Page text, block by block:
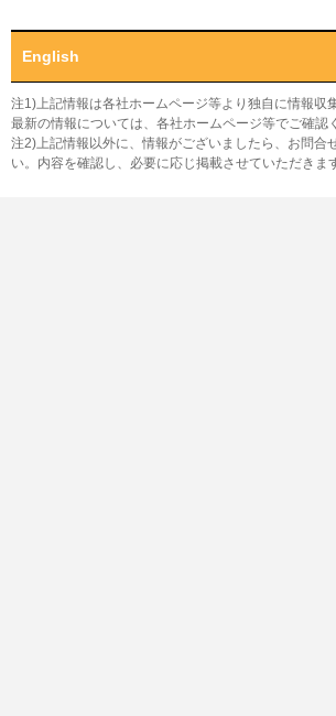
English
注1)上記情報は各社ホームページ等より独自に情報収
最新の情報については、各社ホームページ等でご確認
注2)上記情報以外に、情報がございましたら、お問合
い。内容を確認し、必要に応じ掲載させていただきま